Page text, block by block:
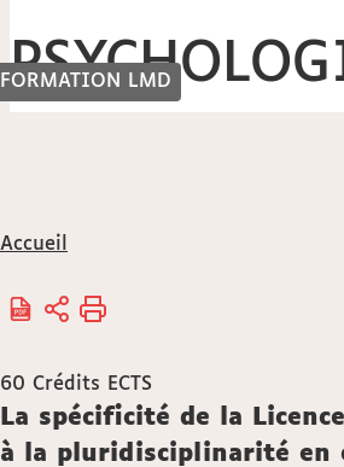
FORMATION LMD
Vous
ici :
Accueil
60 Crédits ECTS
Description
La spécificité de la
à la pluridisciplinarité en